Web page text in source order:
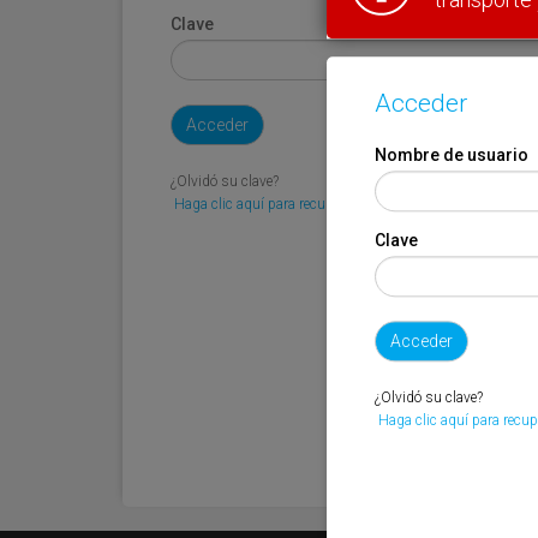
Clave
¿Olvidó su clave?
Haga clic aquí para recuperarla.
Acceder
Nombre de usuario
Clave
¿Olvidó su clave?
Haga clic aquí para